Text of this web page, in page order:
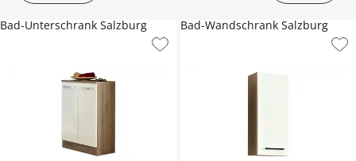
Bad-Unterschrank Salzburg Bad-Wandschrank Salzburg